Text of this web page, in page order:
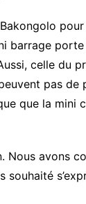
barrage
celle du
pas de
que la mini
Nous avons
souhaité